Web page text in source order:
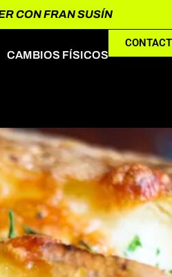
CON FRAN SUSÍN
CAMBIOS FÍSICOS
2021